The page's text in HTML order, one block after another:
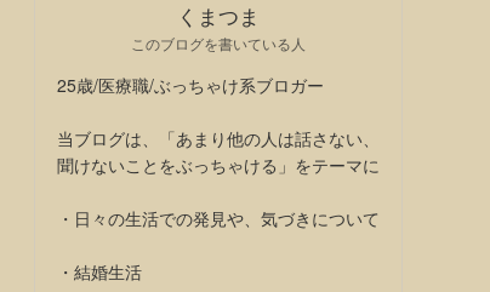
くまつま
このブログを書いている人
25歳/医療職/ぶっちゃけ系ブロガー
当ブログは、「あまり他の人は話さない、
聞けないことをぶっちゃける」をテーマに
・日々の生活での発見や、気づきについて
・結婚生活